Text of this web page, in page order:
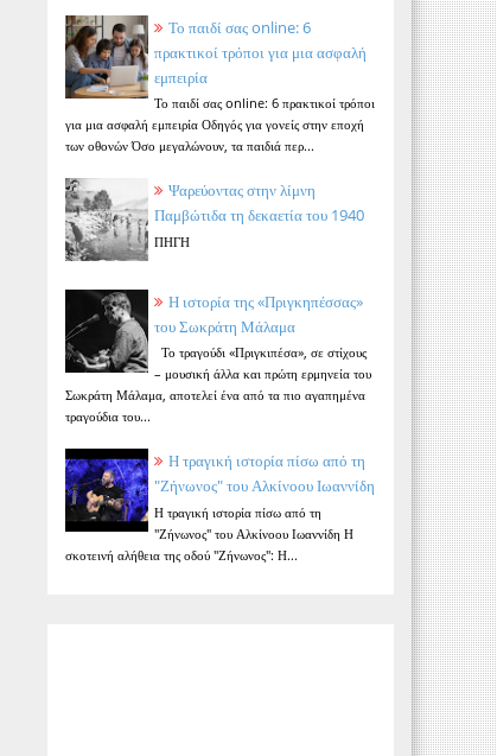
Το παιδί σας online: 6
πρακτικοί τρόποι για μια ασφαλή
εμπειρία
Το παιδί σας online: 6 πρακτικοί τρόποι
για μια ασφαλή εμπειρία Οδηγός για γονείς στην εποχή
των οθονών Όσο μεγαλώνουν, τα παιδιά περ...
Ψαρεύοντας στην λίμνη
Παμβώτιδα τη δεκαετία του 1940
ΠΗΓΗ
Η ιστορία της «Πριγκηπέσσας»
του Σωκράτη Μάλαμα
Το τραγούδι «Πριγκιπέσα», σε στίχους
– μουσική άλλα και πρώτη ερμηνεία του
Σωκράτη Μάλαμα, αποτελεί ένα από τα πιο αγαπημένα
τραγούδια του...
Η τραγική ιστορία πίσω από τη
"Ζήνωνος" του Αλκίνοου Ιωαννίδη
Η τραγική ιστορία πίσω από τη
"Ζήνωνος" του Αλκίνοου Ιωαννίδη Η
σκοτεινή αλήθεια της οδού "Ζήνωνος": Η...